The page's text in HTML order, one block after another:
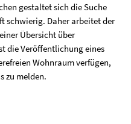
gestaltet sich die Suche
schwierig. Daher arbeitet der
Übersicht über
die Veröffentlichung eines
Wohnraum verfügen,
zu melden.